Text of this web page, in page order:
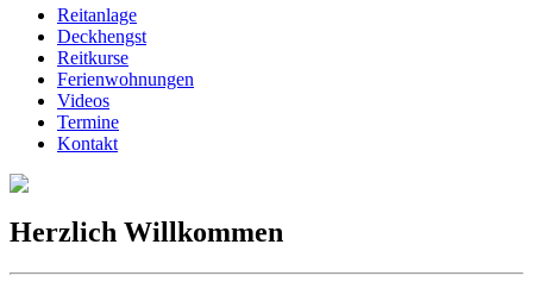
Reitanlage
Deckhengst
Reitkurse
Ferienwohnungen
Videos
Termine
Kontakt
Herzlich Willkommen